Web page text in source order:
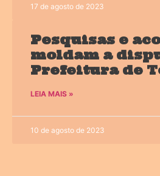
17 de agosto de 2023
Pesquisas e
moldam a
Prefeitura de
LEIA MAIS »
10 de agosto de 2023